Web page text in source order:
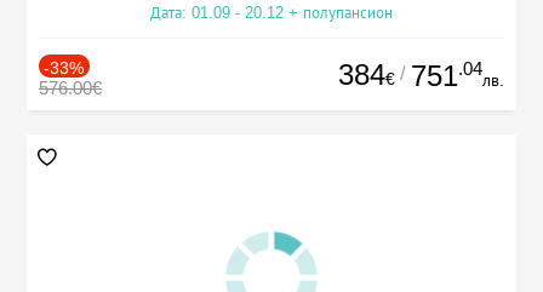
Дата: 01.09 - 20.12 + полупансион
-33%
576.00€ 384€ / 751.04
лв.